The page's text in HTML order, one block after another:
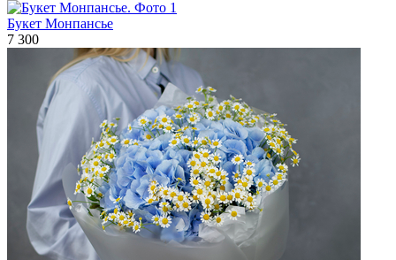
Букет Монпансье
7 300